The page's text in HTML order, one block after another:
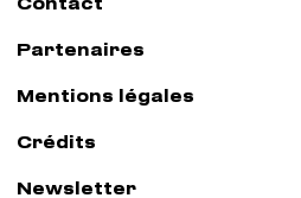
Contact
Partenaires
Mentions légales
Crédits
Newsletter